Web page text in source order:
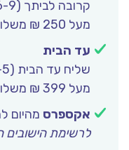
מעל 250 ₪ משלוח חינם.
עד הבית
מעל 399 ₪ משלוח חינם.
אקספרס מהיום להיום (0-1
לרשימת הישובים